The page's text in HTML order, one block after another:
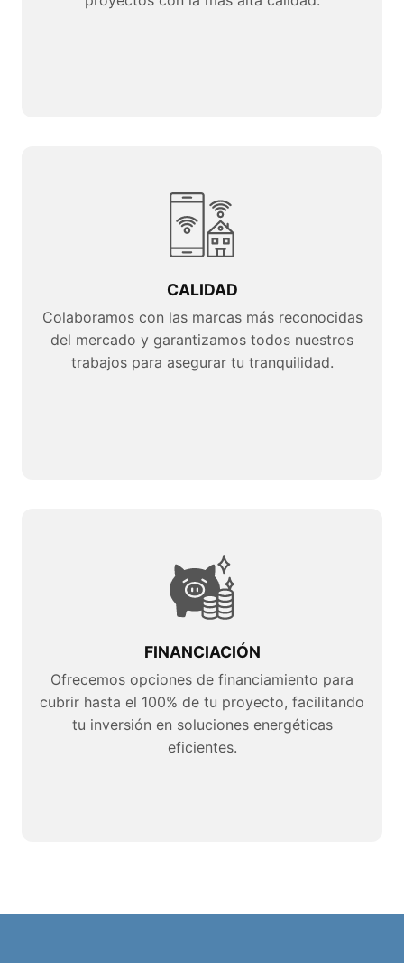
CALIDAD
Colaboramos con las marcas más reconocidas
del mercado y garantizamos todos nuestros
trabajos para asegurar tu tranquilidad.
FINANCIACIÓN
Ofrecemos opciones de financiamiento para
cubrir hasta el 100% de tu proyecto, facilitando
tu inversión en soluciones energéticas
eficientes.